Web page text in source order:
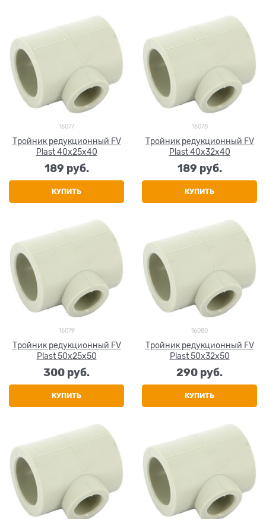
16077
Тройник редукционный FV
Plast 40х25х40
189 руб.
КУПИТЬ
16078
Тройник редукционный FV
Plast 40х32х40
189 руб.
КУПИТЬ
16079
Тройник редукционный FV
Plast 50х25х50
300 руб.
КУПИТЬ
16080
Тройник редукционный FV
Plast 50х32х50
290 руб.
КУПИТЬ